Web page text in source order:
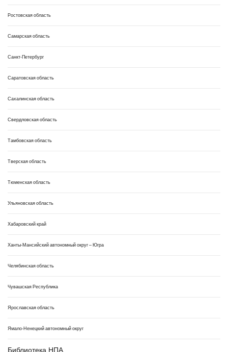
Ростовская область
Самарская область
Санкт-Петербург
Саратовская область
Сахалинская область
Свердловская область
Тамбовская область
Тверская область
Тюменская область
Ульяновская область
Хабаровский край
Ханты-Мансийский автономный округ – Югра
Челябинская область
Чувашская Республика
Ярославская область
Ямало-Ненецкий автономный округ
Библиотека НПА